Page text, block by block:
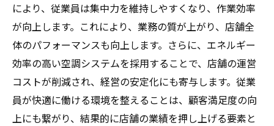
により、従業員は集中力を維持しやすくなり、作業効率
が向上します。これにより、業務の質が上がり、店舗全
体のパフォーマンスも向上します。さらに、エネルギー
効率の高い空調システムを採用することで、店舗の運営
コストが削減され、経営の安定化にも寄与します。従業
員が快適に働ける環境を整えることは、顧客満足度の向
上にも繋がり、結果的に店舗の業績を押し上げる要素と